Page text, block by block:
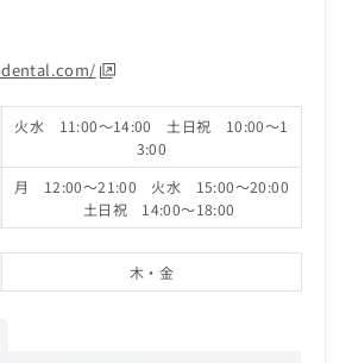
火水 11:00～14:00 土日祝 10:00～1
3:00
月 12:00～21:00 火水 15:00～20:00
土日祝 14:00～18:00
木・金